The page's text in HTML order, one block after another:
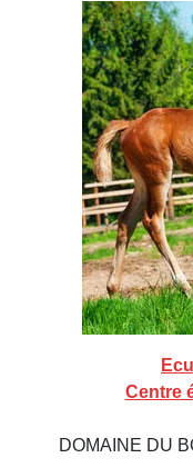
Centre
DOMAINE DU